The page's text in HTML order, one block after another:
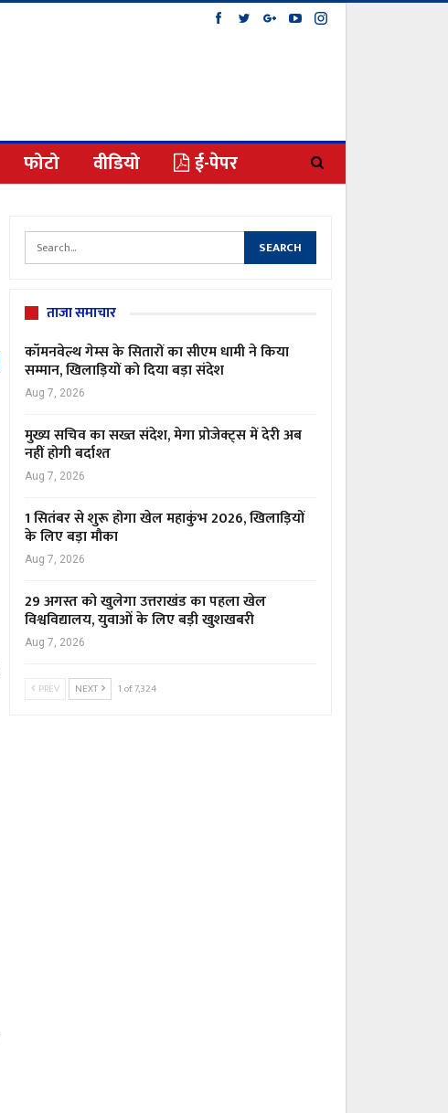
फोटो वीडियो ई-पेपर
ताजा समाचार
कॉमनवेल्थ गेम्स के सितारों का सीएम धामी ने किया
सम्मान, खिलाड़ियों को दिया बड़ा संदेश
Aug 7, 2026
मुख्य सचिव का सख्त संदेश, मेगा प्रोजेक्ट्स में देरी अब
नहीं होगी बर्दाश्त
Aug 7, 2026
1 सितंबर से शुरू होगा खेल महाकुंभ 2026, खिलाड़ियों
के लिए बड़ा मौका
Aug 7, 2026
29 अगस्त को खुलेगा उत्तराखंड का पहला खेल
विश्वविद्यालय, युवाओं के लिए बड़ी खुशखबरी
Aug 7, 2026
PREV NEXT 1 of 7,324